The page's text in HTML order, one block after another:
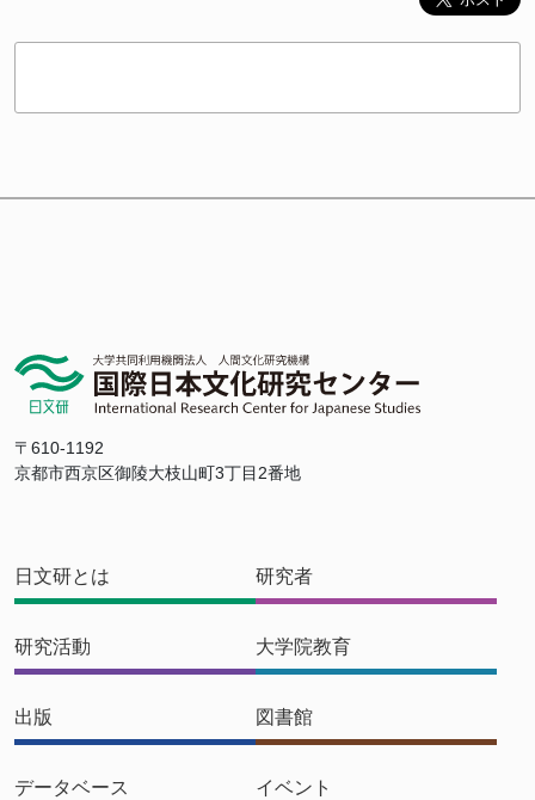
〒610-1192
京都市西京区御陵大枝山町3丁目2番地
日文研とは 研究者
研究活動 大学院教育
出版 図書館
データベース イベント